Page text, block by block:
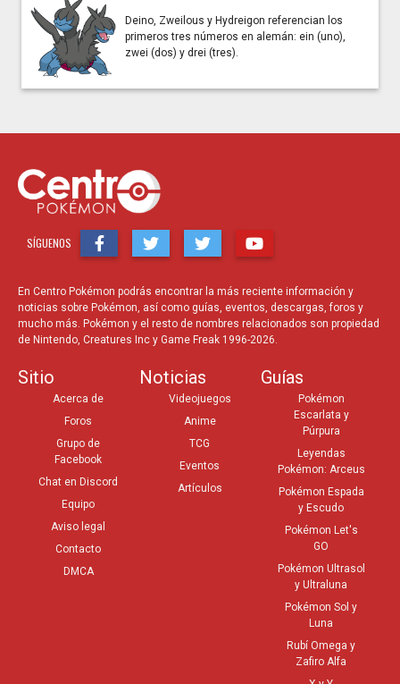
Deino, Zweilous y Hydreigon referencian los
primeros tres números en alemán: ein (uno),
zwei (dos) y drei (tres).
SÍGUENOS
En Centro Pokémon podrás encontrar la más reciente información y
noticias sobre Pokémon, así como guías, eventos, descargas, foros y
mucho más. Pokémon y el resto de nombres relacionados son propiedad
de Nintendo, Creatures Inc y Game Freak 1996-2026.
Sitio
Acerca de
Foros
Grupo de
Facebook
Chat en Discord
Equipo
Aviso legal
Contacto
DMCA
Noticias
Videojuegos
Anime
TCG
Eventos
Artículos
Guías
Pokémon
Escarlata y
Púrpura
Leyendas
Pokémon: Arceus
Pokémon Espada
y Escudo
Pokémon Let's
GO
Pokémon Ultrasol
y Ultraluna
Pokémon Sol y
Luna
Rubí Omega y
Zafiro Alfa